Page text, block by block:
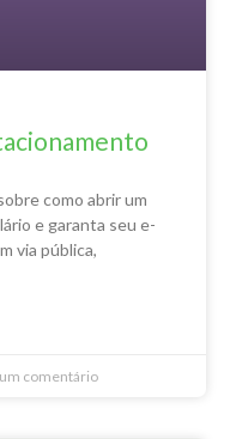
como abrir um
e garanta seu e-
via pública,
comentário